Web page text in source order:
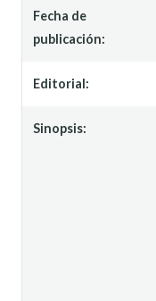
Fecha de
publicación:
Editorial:
Sinopsis: